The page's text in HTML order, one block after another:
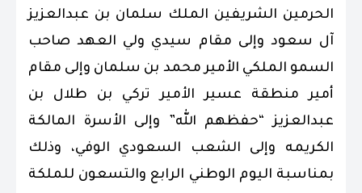
الحرمين الشريفين الملك سلمان بن عبدالعزيز
آل سعود وإلى مقام سيدي ولي العهد صاحب
السمو الملكي الأمير محمد بن سلمان وإلى مقام
أمير منطقة عسير الأمير تركي بن طلال بن
عبدالعزيز “حفظهم الله” وإلى الأسرة المالكة
الكريمه وإلى الشعب السعودي الوفي، وذلك
بمناسبة اليوم الوطني الرابع والتسعون للملكة